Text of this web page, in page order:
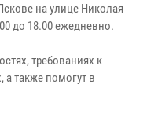
на улице Николая
до 18.00 ежедневно.
требованиях к
а также помогут в